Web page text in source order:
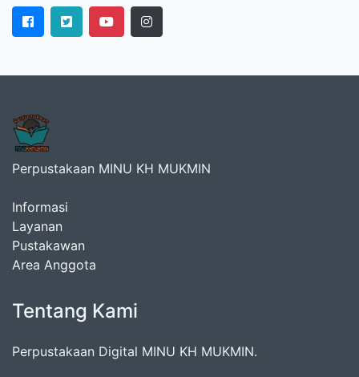
Perpustakaan MINU KH MUKMIN
Informasi
Layanan
Pustakawan
Area Anggota
Tentang Kami
Perpustakaan Digital MINU KH MUKMIN.